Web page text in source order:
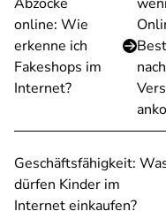
online: Wie
erkenne ich
Fakeshops im
Internet?
Geschäftsfähigkeit:
dürfen Kinder im
Internet einkaufen?